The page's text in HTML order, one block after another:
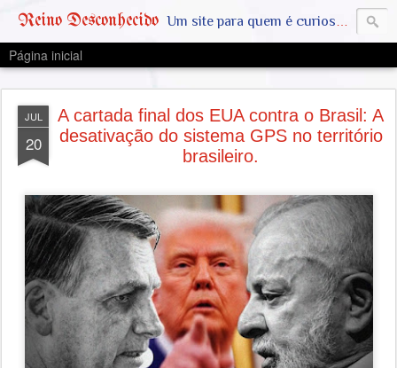
Reino Desconhecido Um site para quem é curioso e também quer estar ciente das notícias que geralmente não aparecem na grande mídia. Abram a mente, pensem fora da caixinha. SAIAM DA MATRIX !! A VERDADE ESTÁ LA FORA
Página inicial
JUL
20
A cartada final dos EUA contra o Brasil: A
desativação do sistema GPS no território
brasileiro.